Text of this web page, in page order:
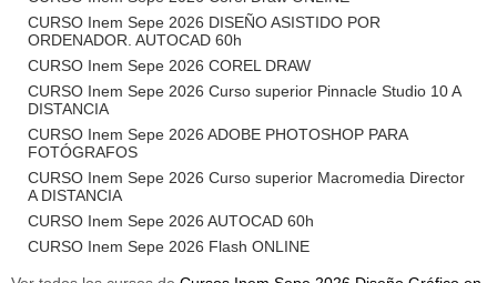
CURSO Inem Sepe 2026 DISEÑO ASISTIDO POR
ORDENADOR. AUTOCAD 60h
CURSO Inem Sepe 2026 COREL DRAW
CURSO Inem Sepe 2026 Curso superior Pinnacle Studio 10 A
DISTANCIA
CURSO Inem Sepe 2026 ADOBE PHOTOSHOP PARA
FOTÓGRAFOS
CURSO Inem Sepe 2026 Curso superior Macromedia Director
A DISTANCIA
CURSO Inem Sepe 2026 AUTOCAD 60h
CURSO Inem Sepe 2026 Flash ONLINE